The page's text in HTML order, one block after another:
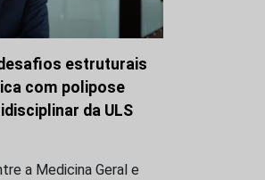
estruturais
com polipose
da ULS
a Medicina Geral e